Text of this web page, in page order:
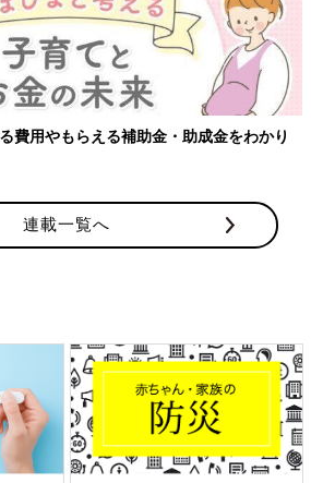
費用やもらえる補助金・助成金をわかり
連載一覧へ